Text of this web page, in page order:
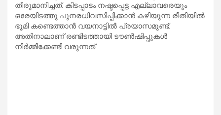
തീരുമാനിച്ചത്. കിടപ്പാടം നഷ്ടപ്പെട്ട എല്ലാവരെയും
ഒരേയിടത്തു പുനരധിവസിപ്പിക്കാന്‍ കഴിയുന്ന രീതിയില്‍
ഭൂമി കണ്ടെത്താന്‍ വയനാട്ടില്‍ പ്രയാസമുണ്ട്.
അതിനാലാണ് രണ്ടിടത്തായി ടൗൺഷിപ്പുകൾ
നിർമ്മിക്കേണ്ടി വരുന്നത്.